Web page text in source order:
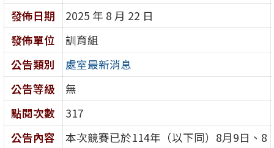
發佈日期
2025 年 8 月 22 日
發佈單位
訓育組
公告類別
處室最新消息
公告等級
無
點閱次數
317
公告內容
本次競賽已於114年（以下同）8月9日、8